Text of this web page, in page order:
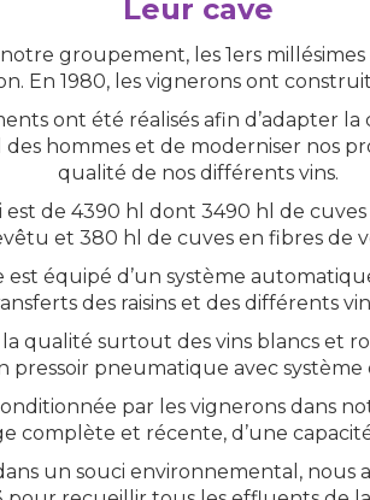
Leur cave
groupement, les 1ers
En 1980, les vignerons ont
ont été réalisés afin d’adapter
des hommes et de moderniser nos
qualité de nos différents vins.
de 4390 hl dont 3490 hl de
et 380 hl de cuves en fibres de
est équipé d’un système
des raisins et des différents
qualité surtout des vins blancs et
pressoir pneumatique avec système
par les vignerons dans
complète et récente, d’une
un souci environnemental, nous